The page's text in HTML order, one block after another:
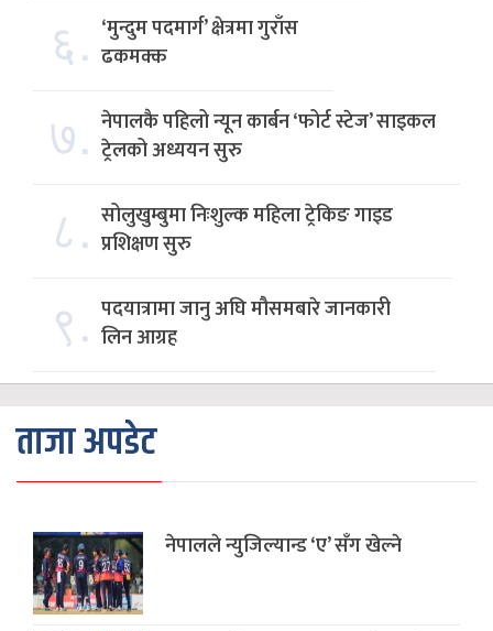
६. ‘मुन्दुम पदमार्ग’ क्षेत्रमा गुराँस
ढकमक्क
७. नेपालकै पहिलो न्यून कार्बन ‘फोर्ट स्टेज’ साइकल
ट्रेलको अध्ययन सुरु
८. सोलुखुम्बुमा निःशुल्क महिला ट्रेकिङ गाइड
प्रशिक्षण सुरु
९. पदयात्रामा जानु अघि मौसमबारे जानकारी
लिन आग्रह
ताजा अपडेट
नेपालले न्युजिल्यान्ड ‘ए’ सँग खेल्ने